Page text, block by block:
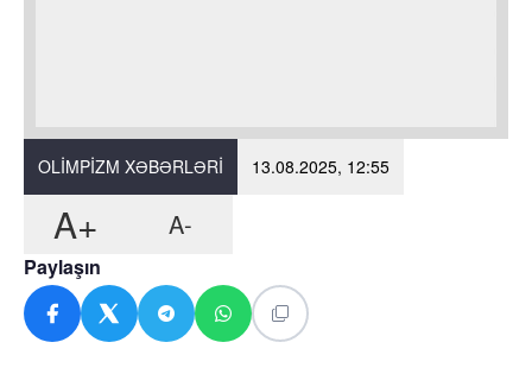
OLIMPIZM XƏBƏRLƏRI 13.08.2025, 12:55
A+ A-
Paylaşın